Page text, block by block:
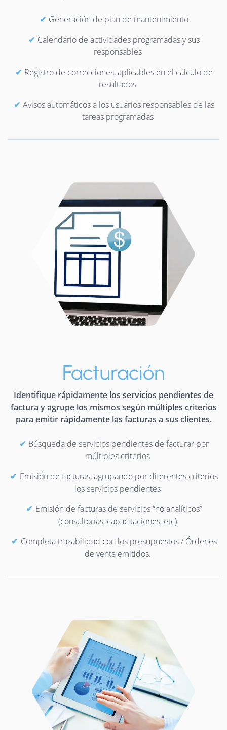
Generación de plan de mantenimiento
Calendario de actividades programadas y sus
responsables
Registro de correcciones, aplicables en el cálculo de
resultados
Avisos automáticos a los usuarios responsables de las
tareas programadas
Facturación
Identifique rápidamente los servicios pendientes de
factura y agrupe los mismos según múltiples criterios
para emitir rápidamente las facturas a sus clientes.
Búsqueda de servicios pendientes de facturar por
múltiples criterios
Emisión de facturas, agrupando por diferentes criterios
los servicios pendientes
Emisión de facturas de servicios “no analíticos”
(consultorías, capacitaciones, etc)
Completa trazabilidad con los presupuestos / Órdenes
de venta emitidos.